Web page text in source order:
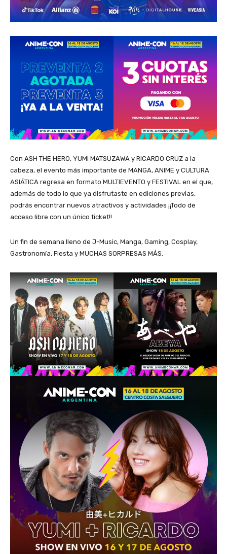
Con ASH THE HERO, YUMI MATSUZAWA y RICARDO CRUZ a la
cabeza, el evento más importante de MANGA, ANIME y CULTURA
ASIÁTICA regresa en formato MULTIEVENTO y FESTIVAL en el que,
además de todo lo que ya disfrutaste en ediciones previas,
podrás encontrar nuevos atractivos y actividades ¡¡Todo de
acceso libre con un único ticket!!
Un fin de semana lleno de J-Music, Manga, Gaming, Cosplay,
Gastronomía, Fiesta y MUCHAS SORPRESAS MÁS.